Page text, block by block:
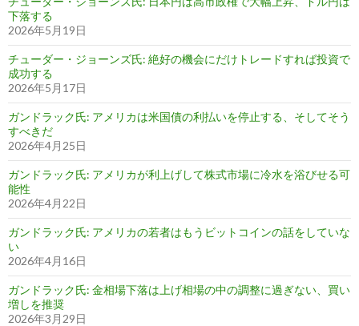
下落する
2026年5月19日
チューダー・ジョーンズ氏: 絶好の機会にだけトレードすれば投資で
成功する
2026年5月17日
ガンドラック氏: アメリカは米国債の利払いを停止する、そしてそう
すべきだ
2026年4月25日
ガンドラック氏: アメリカが利上げして株式市場に冷水を浴びせる可
能性
2026年4月22日
ガンドラック氏: アメリカの若者はもうビットコインの話をしていな
い
2026年4月16日
ガンドラック氏: 金相場下落は上げ相場の中の調整に過ぎない、買い
増しを推奨
2026年3月29日